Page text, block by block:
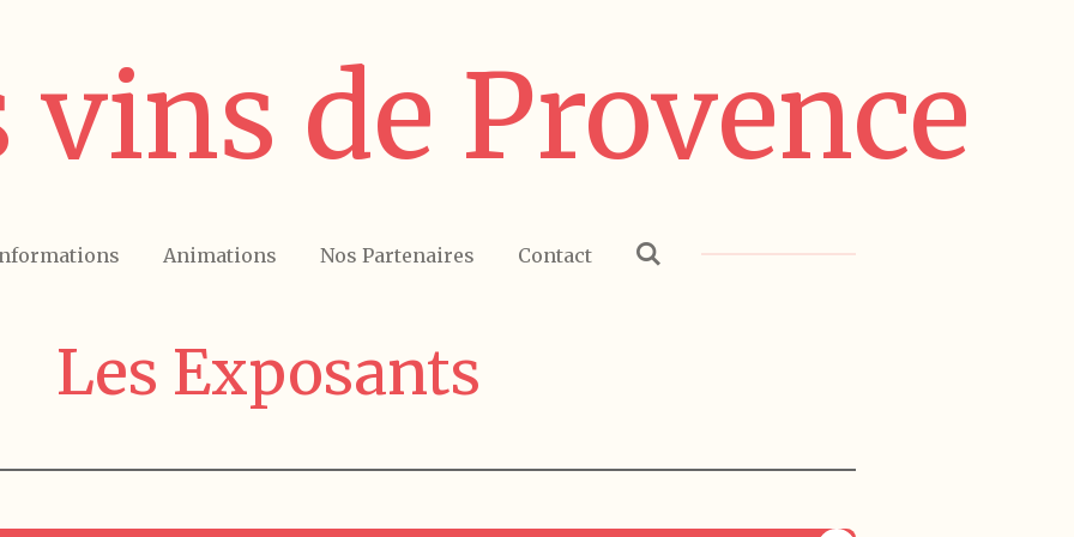
vins de Provence
Animations Nos Partenaires Contact
Les Exposants